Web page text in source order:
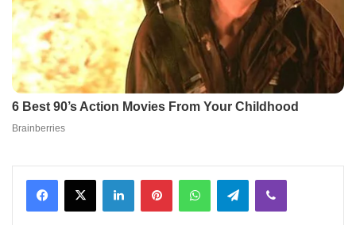
Facebook
X LinkedInPinterestWhatsAppTelegramViber